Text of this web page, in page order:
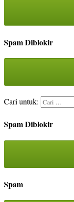
Spam Diblokir
Cari untuk:
Spam Diblokir
Spam